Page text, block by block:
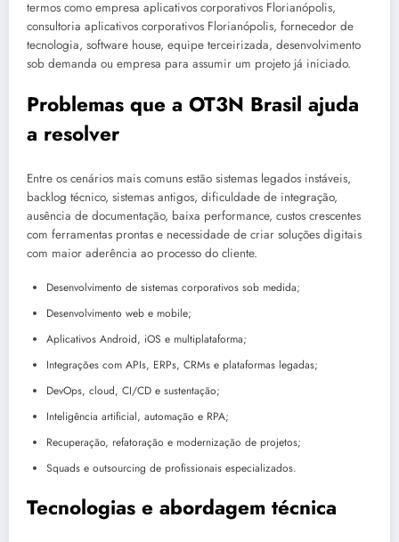
termos como empresa aplicativos corporativos Florianópolis,
consultoria aplicativos corporativos Florianópolis, fornecedor de
tecnologia, software house, equipe terceirizada, desenvolvimento
sob demanda ou empresa para assumir um projeto já iniciado.
Problemas que a OT3N Brasil ajuda
a resolver
Entre os cenários mais comuns estão sistemas legados instáveis,
backlog técnico, sistemas antigos, dificuldade de integração,
ausência de documentação, baixa performance, custos crescentes
com ferramentas prontas e necessidade de criar soluções digitais
com maior aderência ao processo do cliente.
Desenvolvimento de sistemas corporativos sob medida;
Desenvolvimento web e mobile;
Aplicativos Android, iOS e multiplataforma;
Integrações com APIs, ERPs, CRMs e plataformas legadas;
DevOps, cloud, CI/CD e sustentação;
Inteligência artificial, automação e RPA;
Recuperação, refatoração e modernização de projetos;
Squads e outsourcing de profissionais especializados.
Tecnologias e abordagem técnica